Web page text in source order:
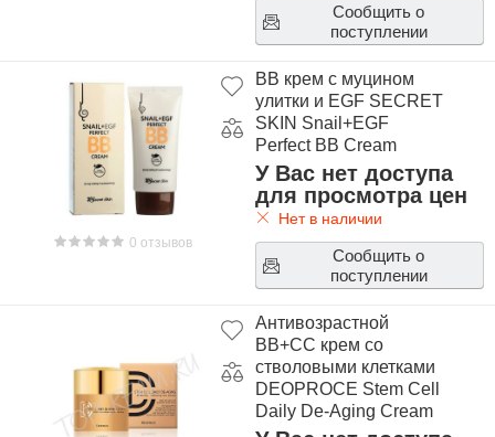
Сообщить о
поступлении
0 отзывов
BB крем с муцином
улитки и EGF SECRET
SKIN Snail+EGF
Perfect BB Cream
У Вас нет доступа
для просмотра цен
Нет в наличии
Сообщить о
поступлении
Антивозрастной
BB+CC крем со
стволовыми клетками
DEOPROCE Stem Cell
Daily De-Aging Cream